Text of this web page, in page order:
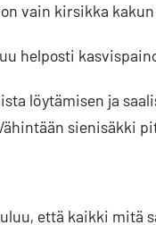
vain kirsikka
helposti
löytämisen ja
sienisäkki
että kaikki mitä